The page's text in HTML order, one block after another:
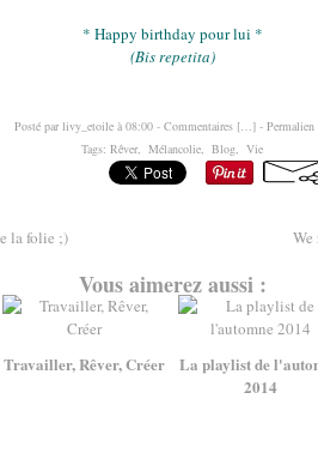
* Happy birthday pour lui *
(Bis repetita)
Posté par livy_etoile à 08:00 - Commentaires […]- Permalien
Tags: Rêver, Mélancolie, Blog, Vie
la folie ;) We
Vous aimerez aussi :
Travailler, Rêver, Créer
La playlist de
2014